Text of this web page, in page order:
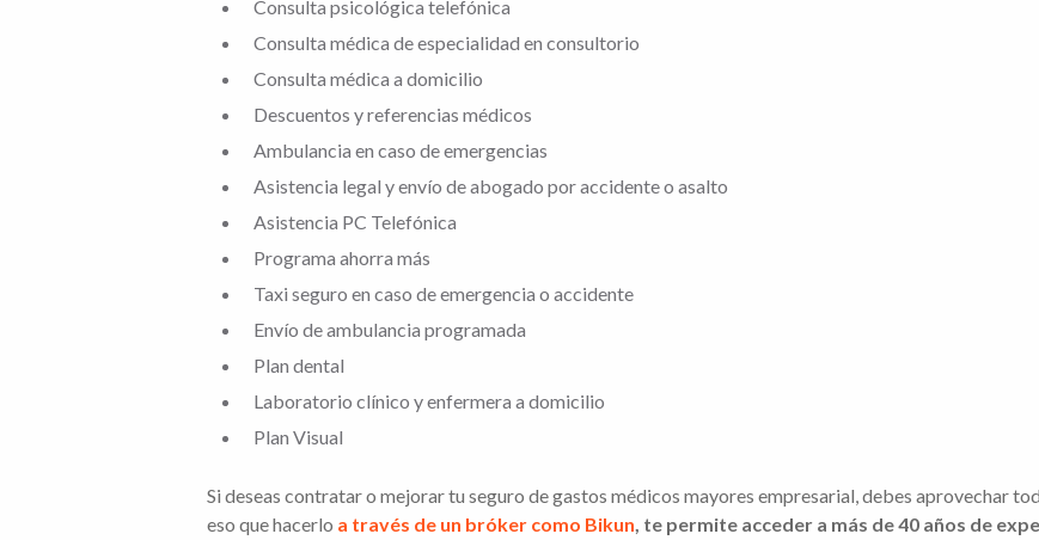
Consulta psicológica telefónica
Consulta médica de especialidad en consultorio
Consulta médica a domicilio
Descuentos y referencias médicos
Ambulancia en caso de emergencias
Asistencia legal y envío de abogado por accidente o asalto
Asistencia PC Telefónica
Programa ahorra más
Taxi seguro en caso de emergencia o accidente
Envío de ambulancia programada
Plan dental
Laboratorio clínico y enfermera a domicilio
Plan Visual
Si deseas contratar o mejorar tu seguro de gastos médicos mayores empresarial, debes aprovechar
eso que hacerlo a través de un bróker como Bikun, te permite acceder a más de 40 años de